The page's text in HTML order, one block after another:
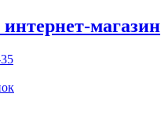
интернет-магазин